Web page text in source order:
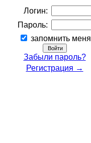
Логин:
Пароль:
запомнить меня
Забыли пароль?
Регистрация →